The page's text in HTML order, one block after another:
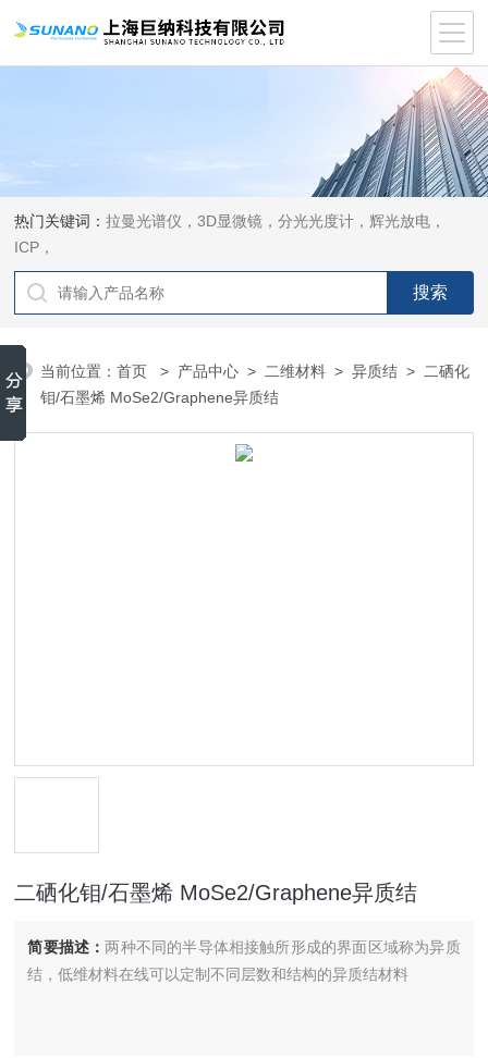
热门关键词：拉曼光谱仪，3D显微镜，分光光度计，辉光放电，
ICP，
当前位置：首页 > 产品中心 > 二维材料 >异质结 > 二硒化
钼/石墨烯 MoSe2/Graphene异质结
二硒化钼/石墨烯 MoSe2/Graphene异质结
简要描述：两种不同的半导体相接触所形成的界面区域称为异质
结，低维材料在线可以定制不同层数和结构的异质结材料